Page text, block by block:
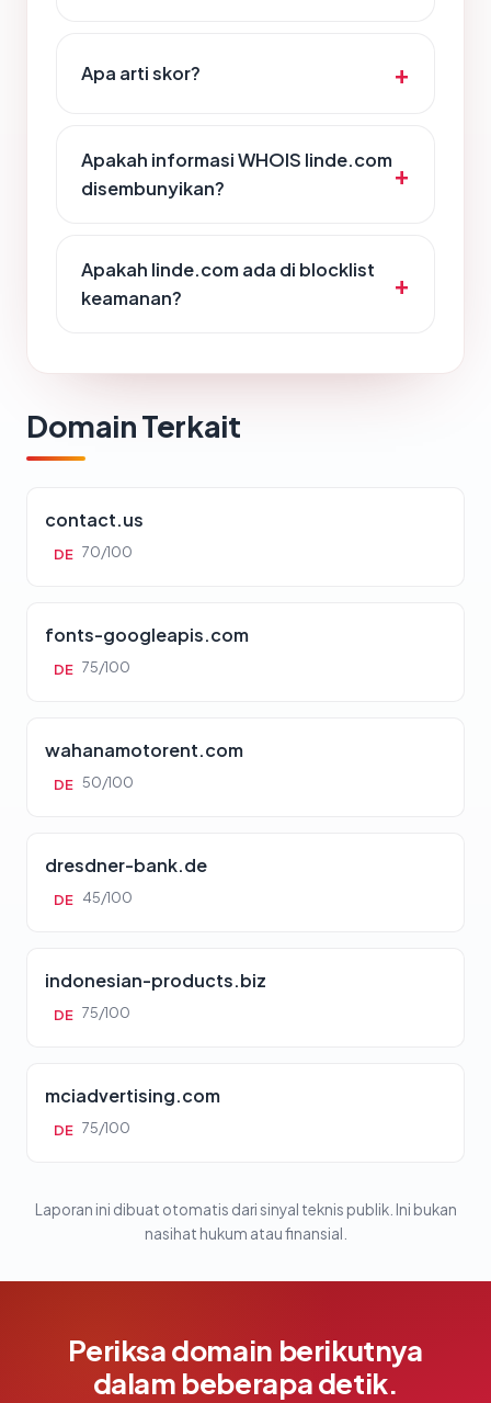
Apa arti skor?
Apakah informasi WHOIS linde.com
disembunyikan?
Apakah linde.com ada di blocklist
keamanan?
Domain Terkait
contact.us
DE 70/100
fonts-googleapis.com
DE 75/100
wahanamotorent.com
DE 50/100
dresdner-bank.de
DE 45/100
indonesian-products.biz
DE 75/100
mciadvertising.com
DE 75/100
Laporan ini dibuat otomatis dari sinyal teknis publik. Ini bukan
nasihat hukum atau finansial.
Periksa domain berikutnya
dalam beberapa detik.